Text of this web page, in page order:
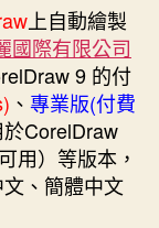
計
之
星-
DrawStar〉
中
上自動繪製
國際有限公司
9 的付
、 專業版(付費
CorelDraw
用）等版本，
、簡體中文